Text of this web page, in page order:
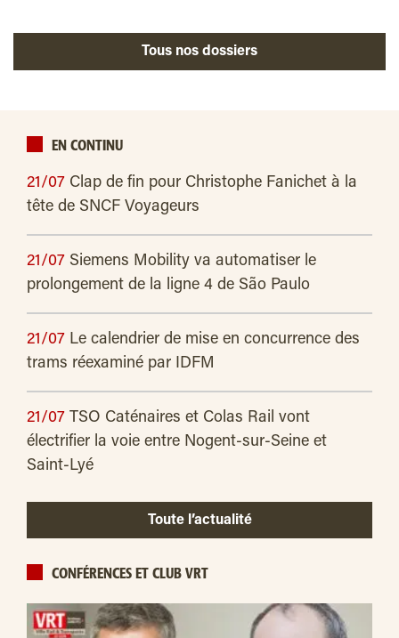
Tous nos dossiers
EN CONTINU
21/07 Clap de fin pour Christophe Fanichet à la
tête de SNCF Voyageurs
21/07 Siemens Mobility va automatiser le
prolongement de la ligne 4 de São Paulo
21/07 Le calendrier de mise en concurrence des
trams réexaminé par IDFM
21/07 TSO Caténaires et Colas Rail vont
électrifier la voie entre Nogent-sur-Seine et
Saint-Lyé
Toute l’actualité
CONFÉRENCES ET CLUB VRT